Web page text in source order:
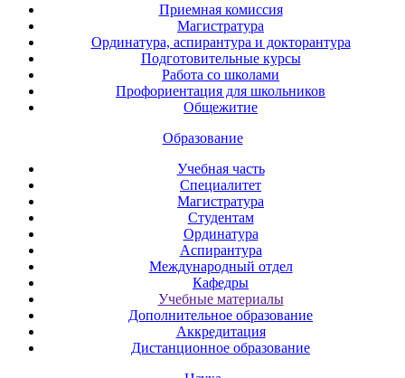
Приемная комиссия
Магистратура
Ординатура, аспирантура и докторантура
Подготовительные курсы
Работа со школами
Профориентация для школьников
Общежитие
Образование
Учебная часть
Специалитет
Магистратура
Студентам
Ординатура
Аспирантура
Международный отдел
Кафедры
Учебные материалы
Дополнительное образование
Аккредитация
Дистанционное образование